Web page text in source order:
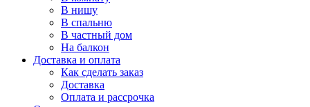
В нишу
В спальню
В частный дом
На балкон
Доставка и оплата
Как сделать заказ
Доставка
Оплата и рассрочка